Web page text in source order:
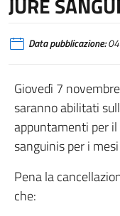
Data pubblicazione:04
Giovedì 7
saranno abilitati
appuntamenti per
sanguinis per i
Pena la
che: